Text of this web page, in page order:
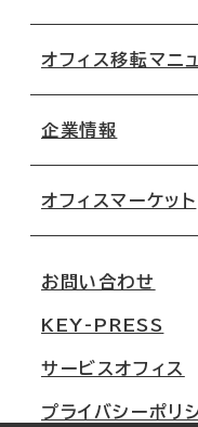
地図から探す
路線・駅から探す
オフィス移転マニ
移転コストシミュレ
移転スケジュール
オフィス移転Q&A
企業情報
オフィスマーケット
大阪
名古屋
札幌
お問い合わせ
KEY-PRESS
サービスオフィス
プライバシーポリ